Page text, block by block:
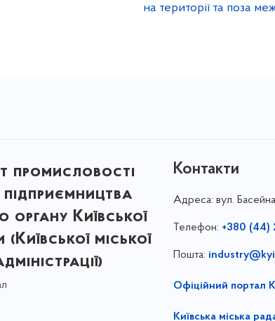
на території та поза
промисловості
підприємництва
органу Київської
(Київської міської
Контакти
Адреса: вул.
Телефон: +380 (44)
Пошта:
Офіційний портал
Київська міська